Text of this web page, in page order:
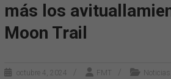
más los
Moon Trail
octubre 4, 2024 FMT Noticias